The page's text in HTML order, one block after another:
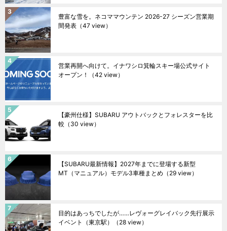
豊富な雪を。ネコママウンテン 2026-27 シーズン営業期
間発表 （47 view）
営業再開へ向けて。イナワシロ箕輪スキー場公式サイト
オープン！
（42 view）
【豪州仕様】SUBARU アウトバックとフォレスターを比
較 （30 view）
【SUBARU最新情報】2027年までに登場する新型
MT（マニュアル）モデル3車種まとめ （29 view）
目的はあっちでしたが……レヴォーグレイバック先行展示
イベント（東京駅）
（28 view）